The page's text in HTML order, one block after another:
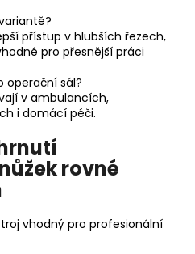
přístup v hlubších řezech,
pro přesnější práci
operační sál?
v ambulancích,
i domácí péči.
rovné
vhodný pro profesionální